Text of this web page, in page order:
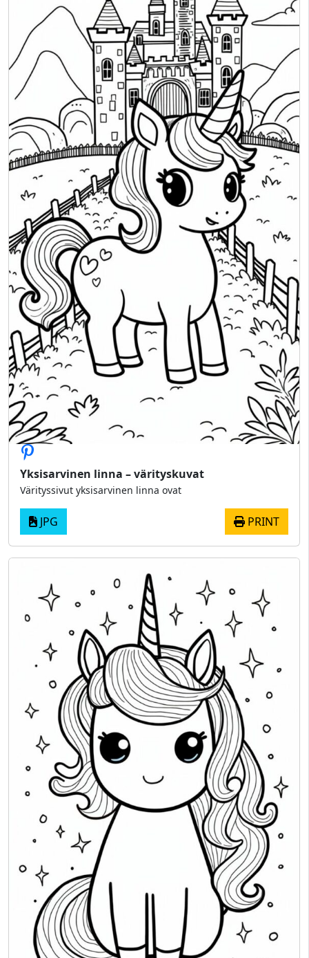
Yksisarvinen linna – värityskuvat
Värityssivut yksisarvinen linna ovat
JPG PRINT